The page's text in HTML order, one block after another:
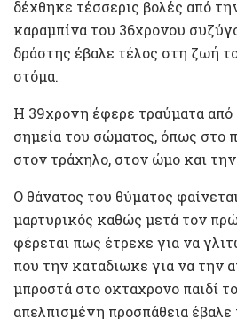
δέχθηκε τέσσερις βολές από
καραμπίνα του 36χρονου
δράστης έβαλε τέλος στη ζωή
στόμα.
Η 39χρονη έφερε τραύματα από
σημεία του σώματος, όπως στο
στον τράχηλο, στον ώμο και
Ο θάνατος του θύματος
μαρτυρικός καθώς μετά τον
φέρεται πως έτρεχε για να
που την καταδιωκε για να την
μπροστά στο οκταχρονο παιδί
απελπισμένη προσπάθεια έβαλε